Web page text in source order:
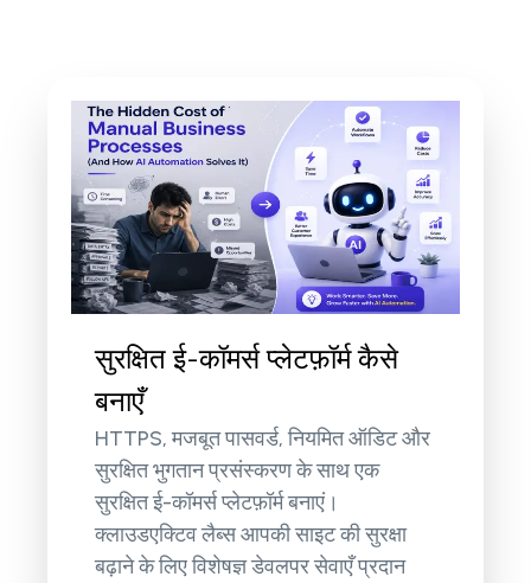
सुरक्षित ई-कॉमर्स प्लेटफ़ॉर्म कैसे
बनाएँ
HTTPS, मजबूत पासवर्ड, नियमित ऑडिट और
सुरक्षित भुगतान प्रसंस्करण के साथ एक
सुरक्षित ई-कॉमर्स प्लेटफ़ॉर्म बनाएं।
क्लाउडएक्टिव लैब्स आपकी साइट की सुरक्षा
बढ़ाने के लिए विशेषज्ञ डेवलपर सेवाएँ प्रदान